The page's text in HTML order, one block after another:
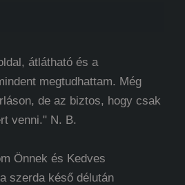
átlátható és a
megtudhattam. Még
de az biztos, hogy csak
venni." N. B.
Önnek és Kedves
szerda késő délután